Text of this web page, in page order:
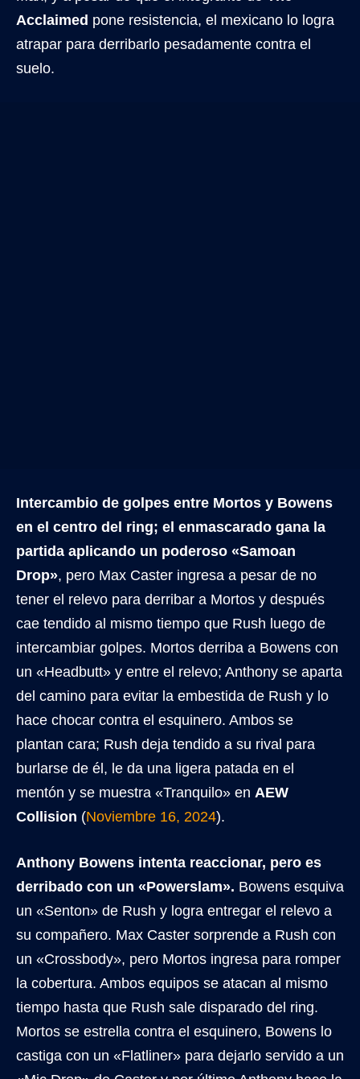
Acclaimed pone resistencia, el mexicano lo logra
atrapar para derribarlo pesadamente contra el
suelo.
Intercambio de golpes entre Mortos y Bowens
en el centro del ring; el enmascarado gana la
partida aplicando un poderoso «Samoan
Drop», pero Max Caster ingresa a pesar de no
tener el relevo para derribar a Mortos y después
cae tendido al mismo tiempo que Rush luego de
intercambiar golpes. Mortos derriba a Bowens con
un «Headbutt» y entre el relevo; Anthony se aparta
del camino para evitar la embestida de Rush y lo
hace chocar contra el esquinero. Ambos se
plantan cara; Rush deja tendido a su rival para
burlarse de él, le da una ligera patada en el
mentón y se muestra «Tranquilo» en AEW
Collision (Noviembre 16, 2024).
Anthony Bowens intenta reaccionar, pero es
derribado con un «Powerslam». Bowens esquiva
un «Senton» de Rush y logra entregar el relevo a
su compañero. Max Caster sorprende a Rush con
un «Crossbody», pero Mortos ingresa para romper
la cobertura. Ambos equipos se atacan al mismo
tiempo hasta que Rush sale disparado del ring.
Mortos se estrella contra el esquinero, Bowens lo
castiga con un «Flatliner» para dejarlo servido a un